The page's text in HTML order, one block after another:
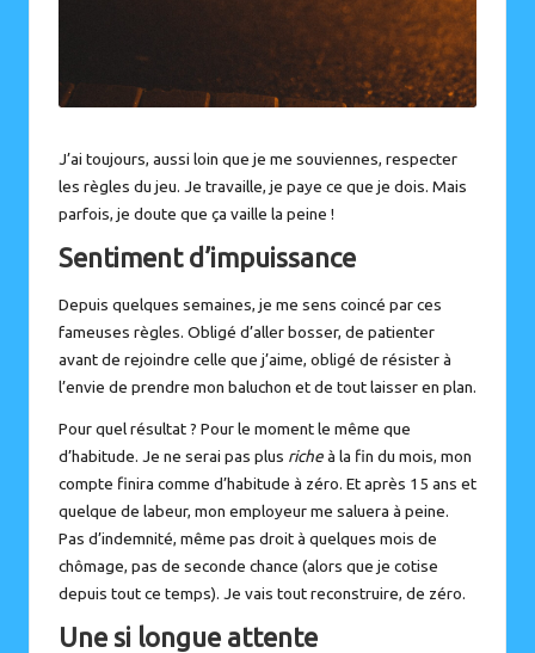
J’ai toujours, aussi loin que je me souviennes, respecter
les règles du jeu. Je travaille, je paye ce que je dois. Mais
parfois, je doute que ça vaille la peine !
Sentiment d’impuissance
Depuis quelques semaines, je me sens coincé par ces
fameuses règles. Obligé d’aller bosser, de patienter
avant de rejoindre celle que j’aime, obligé de résister à
l’envie de prendre mon baluchon et de tout laisser en plan.
Pour quel résultat ? Pour le moment le même que
d’habitude. Je ne serai pas plus richeà la fin du mois, mon
compte finira comme d’habitude à zéro. Et après 15 ans et
quelque de labeur, mon employeur me saluera à peine.
Pas d’indemnité, même pas droit à quelques mois de
chômage, pas de seconde chance (alors que je cotise
depuis tout ce temps). Je vais tout reconstruire, de zéro.
Une si longue attente